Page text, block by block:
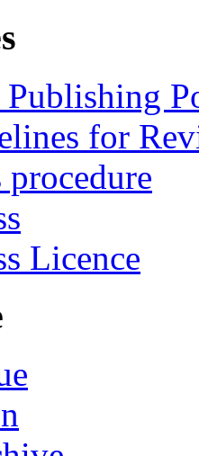
for
Licence